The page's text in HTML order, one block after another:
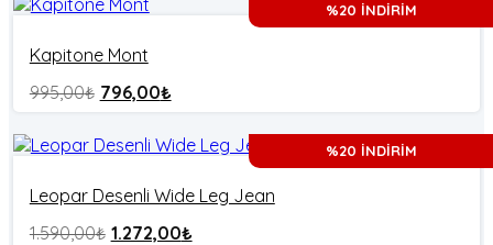
%20 İNDİRİM
Kapitone Mont
995,00₺ 796,00₺
%20 İNDİRİM
Leopar Desenli Wide Leg Jean
1.590,00₺ 1.272,00₺